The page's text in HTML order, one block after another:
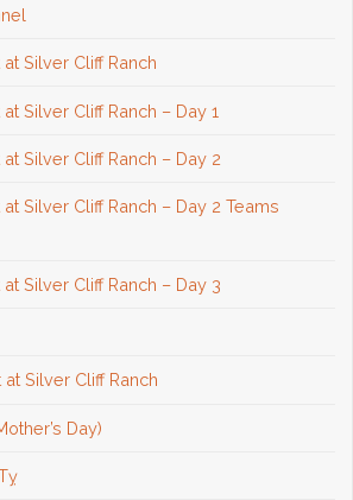
Silver Cliff Ranch
Silver Cliff Ranch – Day 1
Silver Cliff Ranch – Day 2
Silver Cliff Ranch – Day 2 Teams
Silver Cliff Ranch – Day 3
Silver Cliff Ranch
Day)